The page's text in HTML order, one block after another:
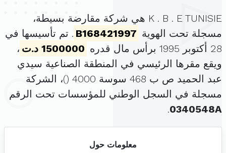
K . B . E TUNISIE هي شركة مقارضة بسيطة،
مسجلة تحت الهوية B168421997 . تم تأسيسها في
28 أكتوبر 1995 برأس مال قدره
1500000 د.ت
،
ويقع مقرها الرئيسي في المنطقة الصناعية سيدي
عبد الحميد ص ب 468 سوسة 4000 (
)، الشركة
مسجلة في السجل الوطني للمؤسسات تحت الرقم
0340548A
.
معلومات حول